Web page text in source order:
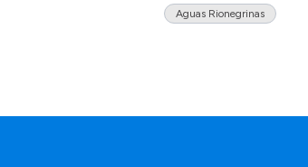
Aguas Rionegrinas